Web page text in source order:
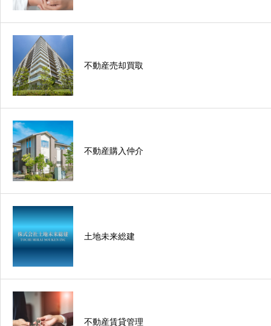
不動産売却買取
不動産購入仲介
土地未来総建
不動産賃貸管理